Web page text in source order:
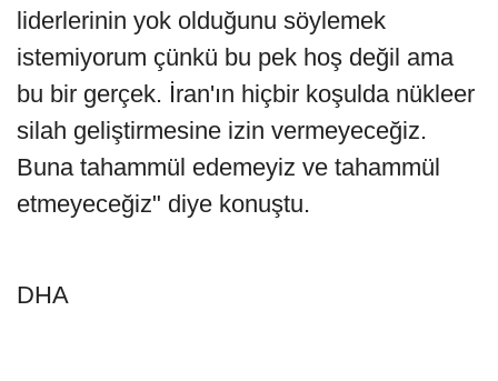
liderlerinin yok olduğunu söylemek
istemiyorum çünkü bu pek hoş değil ama
bu bir gerçek. İran'ın hiçbir koşulda nükleer
silah geliştirmesine izin vermeyeceğiz.
Buna tahammül edemeyiz ve tahammül
etmeyeceğiz" diye konuştu.
DHA